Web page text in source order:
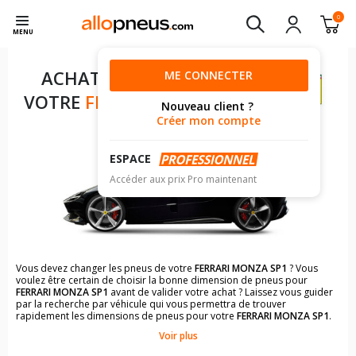
MENU
0
ME CONNECTER
Nouveau client ?
Créer mon compte
ESPACE
Accéder aux prix Pro maintenant
ACHAT DE PNEUS POUR
VOTRE FERRARI MONZA SP1
Vous devez changer les pneus de votre FERRARI MONZA SP1 ? Vous
voulez être certain de choisir la bonne dimension de pneus pour
FERRARI MONZA SP1 avant de valider votre achat ? Laissez vous guider
par la recherche par véhicule qui vous permettra de trouver
rapidement les dimensions de pneus pour votre FERRARI MONZA SP1.
Il n'est pas toujours évident de s'y retrouver dans le choix des
Voir plus